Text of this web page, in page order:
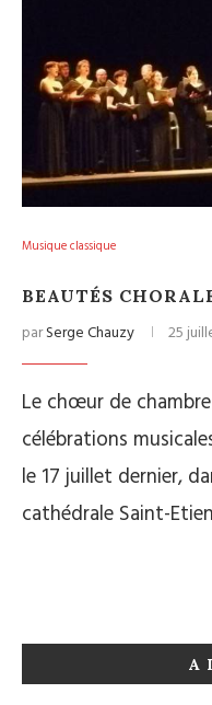
Musique classique
BEAUTÉS
parSerge Chauzy 25
Le chœur de
célébrations
le 17 juillet dernier,
cathédrale Saint-
A